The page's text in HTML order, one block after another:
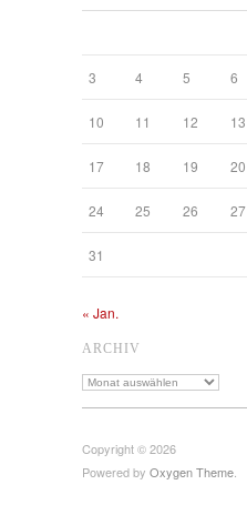
3 4 5 6
10 11 12 13
17 18 19 20
24 25 26 27
31
« Jan.
ARCHIV
Archiv
Copyright © 2026
Powered by Oxygen Theme.